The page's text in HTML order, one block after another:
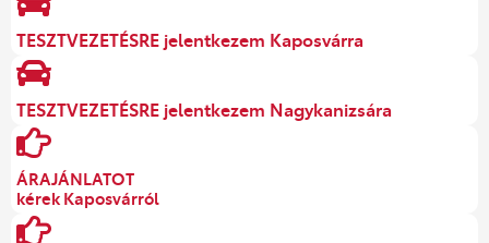
TESZTVEZETÉSRE jelentkezem Kaposvárra
TESZTVEZETÉSRE jelentkezem Nagykanizsára
ÁRAJÁNLATOT
kérek Kaposvárról